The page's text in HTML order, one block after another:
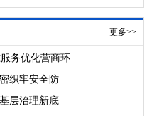
更多>>
务优化营商环
织牢安全防
层治理新底